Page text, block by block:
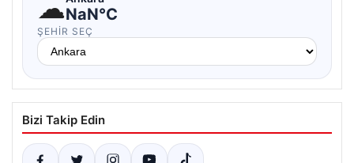
☁NaN°C
ŞEHIR SEÇ
Bizi Takip Edin